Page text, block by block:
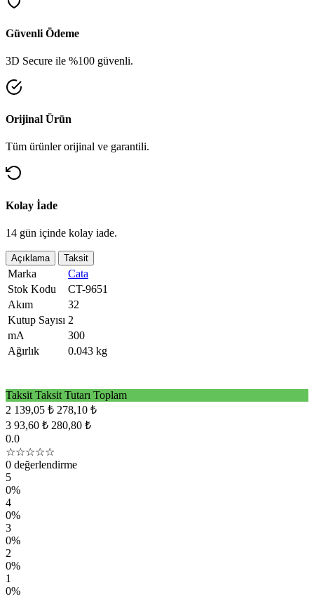
Güvenli Ödeme
3D Secure ile %100 güvenli.
Orijinal Ürün
Tüm ürünler orijinal ve garantili.
Kolay İade
14 gün içinde kolay iade.
Açıklama Taksit
Marka
Cata
Stok Kodu
CT-9651
Akım
32
Kutup Sayısı 2
mA
300
Ağırlık
0.043 kg
Taksit Taksit Tutarı Toplam
2 139,05 ₺ 278,10 ₺
3 93,60 ₺ 280,80 ₺
0.0
☆☆☆☆☆
0 değerlendirme
5
0%
4
0%
3
0%
2
0%
1
0%